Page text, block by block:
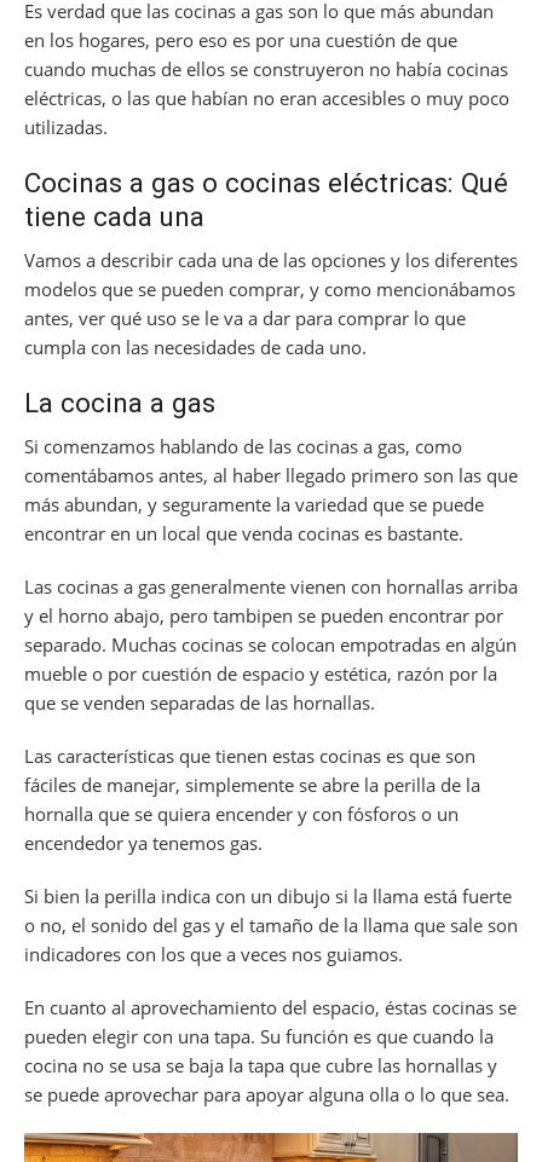
Es verdad que las cocinas a gas son lo que más abundan
en los hogares, pero eso es por una cuestión de que
cuando muchas de ellos se construyeron no había cocinas
eléctricas, o las que habían no eran accesibles o muy poco
utilizadas.
Cocinas a gas o cocinas eléctricas: Qué
tiene cada una
Vamos a describir cada una de las opciones y los diferentes
modelos que se pueden comprar, y como mencionábamos
antes, ver qué uso se le va a dar para comprar lo que
cumpla con las necesidades de cada uno.
La cocina a gas
Si comenzamos hablando de las cocinas a gas, como
comentábamos antes, al haber llegado primero son las que
más abundan, y seguramente la variedad que se puede
encontrar en un local que venda cocinas es bastante.
Las cocinas a gas generalmente vienen con hornallas arriba
y el horno abajo, pero tambipen se pueden encontrar por
separado. Muchas cocinas se colocan empotradas en algún
mueble o por cuestión de espacio y estética, razón por la
que se venden separadas de las hornallas.
Las características que tienen estas cocinas es que son
fáciles de manejar, simplemente se abre la perilla de la
hornalla que se quiera encender y con fósforos o un
encendedor ya tenemos gas.
Si bien la perilla indica con un dibujo si la llama está fuerte
o no, el sonido del gas y el tamaño de la llama que sale son
indicadores con los que a veces nos guiamos.
En cuanto al aprovechamiento del espacio, éstas cocinas se
pueden elegir con una tapa. Su función es que cuando la
cocina no se usa se baja la tapa que cubre las hornallas y
se puede aprovechar para apoyar alguna olla o lo que sea.